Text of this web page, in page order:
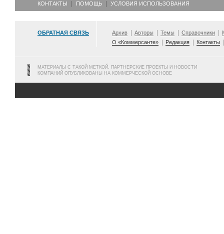
КОНТАКТЫ ПОМОЩЬ УСЛОВИЯ ИСПОЛЬЗОВАНИЯ
ОБРАТНАЯ СВЯЗЬ Архив Авторы Темы Справочники
О «Коммерсанте»
Редакция Контакты
МАТЕРИАЛЫ С ТАКОЙ МЕТКОЙ, ПАРТНЕРСКИЕ ПРОЕКТЫ И НОВОСТИ
КОМПАНИЙ ОПУБЛИКОВАНЫ НА КОММЕРЧЕСКОЙ ОСНОВЕ